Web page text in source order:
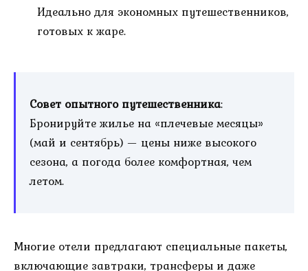
Идеально для экономных путешественников,
готовых к жаре.
Совет опытного путешественника:
Бронируйте жилье на «плечевые месяцы»
(май и сентябрь) — цены ниже высокого
сезона, а погода более комфортная, чем
летом.
Многие отели предлагают специальные пакеты,
включающие завтраки, трансферы и даже